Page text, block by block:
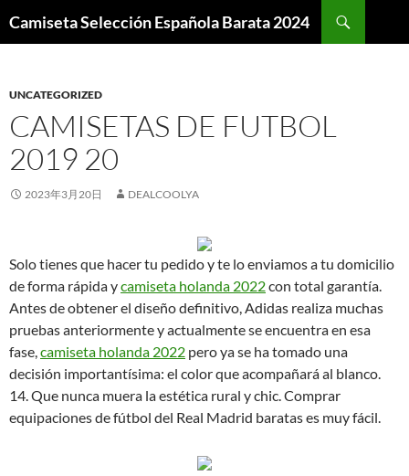
Camiseta Selección Española Barata 2024
UNCATEGORIZED
CAMISETAS DE FUTBOL
2019 20
2023年3月20日 DEALCOOLYA
Solo tienes que hacer tu pedido y te lo enviamos a tu domicilio
de forma rápida ycamiseta holanda 2022con total garantía.
Antes de obtener el diseño definitivo, Adidas realiza muchas
pruebas anteriormente y actualmente se encuentra en esa
fase,camiseta holanda 2022 pero ya se ha tomado una
decisión importantísima: el color que acompañará al blanco.
14. Que nunca muera la estética rural y chic. Comprar
equipaciones de fútbol del Real Madrid baratas es muy fácil.